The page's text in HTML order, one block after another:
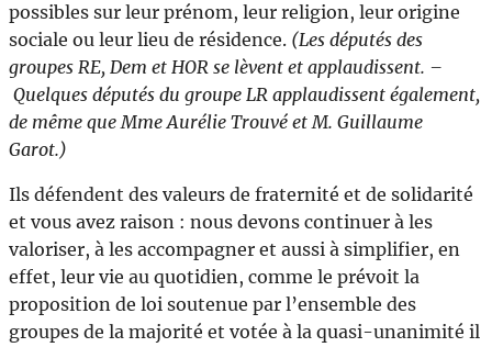
possibles sur leur prénom, leur religion, leur origine
sociale ou leur lieu de résidence. (Les députés des
groupes RE, Dem et HOR se lèvent et applaudissent. –
Quelques députés du groupe LR applaudissent également,
de même que Mme Aurélie Trouvé et M. Guillaume
Garot.)
Ils défendent des valeurs de fraternité et de solidarité
et vous avez raison : nous devons continuer à les
valoriser, à les accompagner et aussi à simplifier, en
effet, leur vie au quotidien, comme le prévoit la
proposition de loi soutenue par l’ensemble des
groupes de la majorité et votée à la quasi-unanimité il